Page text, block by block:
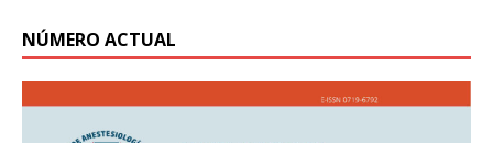
NÚMERO ACTUAL